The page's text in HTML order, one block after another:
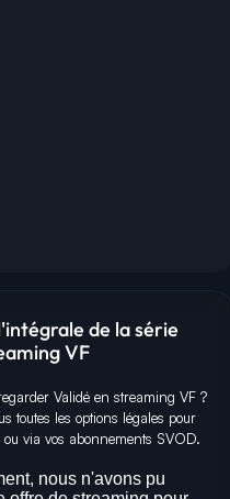
H
de la série
VF
Validé en streaming VF ?
toutes les options légales pour
via vos abonnements SVOD.